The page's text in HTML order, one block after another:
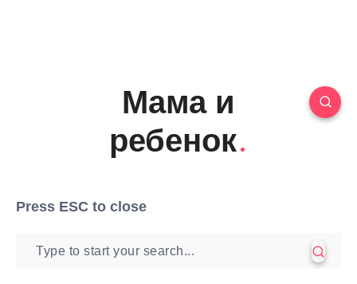
Мама и
ребенок
Press ESC to close